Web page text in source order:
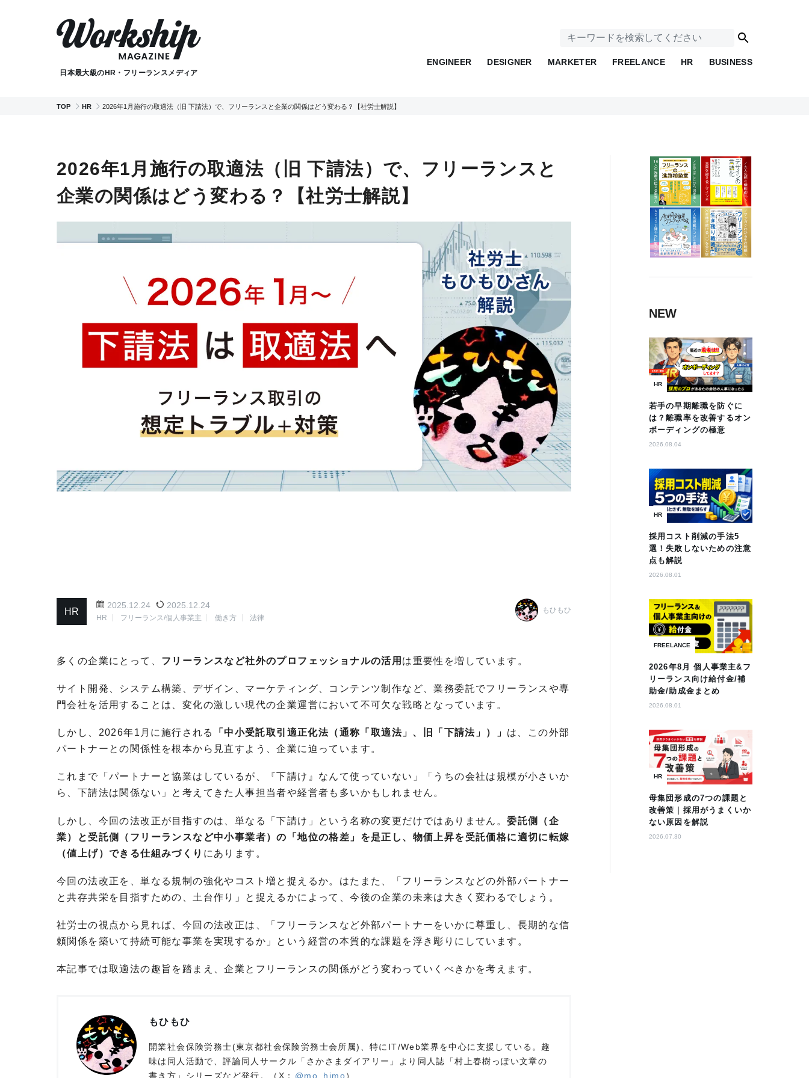
日本最大級のHR・フリーランスメディア
ENGINEER DESIGNER MARKETER FREELANCE HR BUSINESS
TOP HR 2026年1月施行の取適法（旧 下請法）で、フリーランスと企業の関係はどう変わる？【社労士解説】
2026年1月施行の取適法（旧 下請法）で、フリーランスと
企業の関係はどう変わる？【社労士解説】
HR もひもひ
2025.12.24 2025.12.24
HR フリーランス/個人事業主 働き方 法律
多くの企業にとって、 フリーランスなど社外のプロフェッショナルの活用 は重要性を増しています。
サイト開発、システム構築、デザイン、マーケティング、コンテンツ制作など、業務委託でフリーランスや専
門会社を活用することは、変化の激しい現代の企業運営において不可欠な戦略となっています。
しかし、2026年1月に施行される 「中小受託取引適正化法（通称「取適法」、旧「下請法」）」 は、この外部
パートナーとの関係性を根本から見直すよう、企業に迫っています。
これまで「パートナーと協業はしているが、『下請け』なんて使っていない」「うちの会社は規模が小さいか
ら、下請法は関係ない」と考えてきた人事担当者や経営者も多いかもしれません。
しかし、今回の法改正が目指すのは、単なる「下請け」という名称の変更だけではありません。委託側（企
業）と受託側（フリーランスなど中小事業者）の「地位の格差」を是正し、物価上昇を受託価格に適切に転嫁
（値上げ）できる仕組みづくり にあります。
今回の法改正を、単なる規制の強化やコスト増と捉えるか。はたまた、「フリーランスなどの外部パートナー
と共存共栄を目指すための、土台作り」と捉えるかによって、今後の企業の未来は大きく変わるでしょう。
社労士の視点から見れば、今回の法改正は、「フリーランスなど外部パートナーをいかに尊重し、長期的な信
頼関係を築いて持続可能な事業を実現するか」という経営の本質的な課題を浮き彫りにしています。
本記事では取適法の趣旨を踏まえ、企業とフリーランスの関係がどう変わっていくべきかを考えます。
もひもひ
開業社会保険労務士(東京都社会保険労務士会所属)、特にIT/Web業界を中心に支援している。趣
味は同人活動で、評論同人サークル「さかさまダイアリー」より同人誌「村上春樹っぽい文章の
書き方」シリーズなど発行。（X：
@mo_himo）
NEW
HR
若手の早期離職を防ぐに
は？離職率を改善するオン
ボーディングの極意
2026.08.04
HR
採用コスト削減の手法5
選！失敗しないための注意
点も解説
2026.08.01
FREELANCE
2026年8月 個人事業主&フ
リーランス向け給付金/補
助金/助成金まとめ
2026.08.01
HR
母集団形成の7つの課題と
改善策｜採用がうまくいか
ない原因を解説
2026.07.30